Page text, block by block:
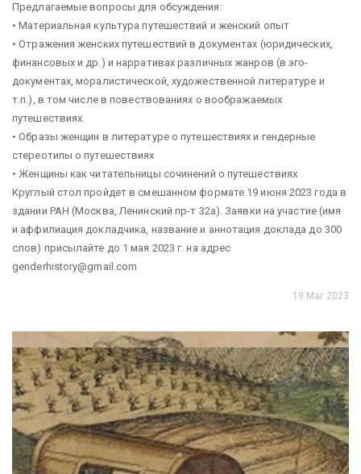
Предлагаемые вопросы для обсуждения:
• Материальная культура путешествий и женский опыт
• Отражения женских путешествий в документах (юридических,
финансовых и др.) и нарративах различных жанров (в эго-
документах, моралистической, художественной литературе и
т.п.), в том числе в повествованиях о воображаемых
путешествиях.
• Образы женщин в литературе о путешествиях и гендерные
стереотипы о путешествиях
• Женщины как читательницы сочинений о путешествиях
Круглый стол пройдет в смешанном формате 19 июня 2023 года в
здании РАН (Москва, Ленинский пр-т 32а). Заявки на участие (имя
и аффилиация докладчика, название и аннотация доклада до 300
слов) присылайте до 1 мая 2023 г. на адрес
genderhistory@gmail.com
19 Mar 2023